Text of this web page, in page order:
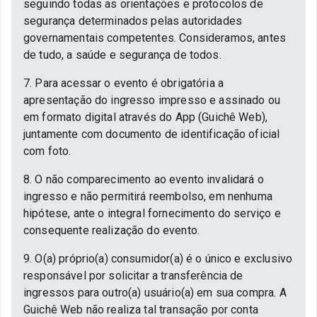
seguindo todas as orientações e protocolos de
segurança determinados pelas autoridades
governamentais competentes. Consideramos, antes
de tudo, a saúde e segurança de todos.
7. Para acessar o evento é obrigatória a
apresentação do ingresso impresso e assinado ou
em formato digital através do App (Guichê Web),
juntamente com documento de identificação oficial
com foto.
8. O não comparecimento ao evento invalidará o
ingresso e não permitirá reembolso, em nenhuma
hipótese, ante o integral fornecimento do serviço e
consequente realização do evento.
9. O(a) próprio(a) consumidor(a) é o único e exclusivo
responsável por solicitar a transferência de
ingressos para outro(a) usuário(a) em sua compra. A
Guichê Web não realiza tal transação por conta